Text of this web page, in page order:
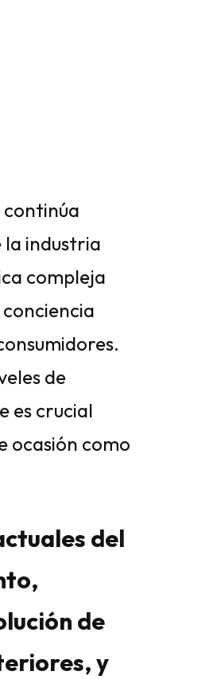
continúa
industria
compleja
de
es crucial
ocasión como
del
de
y